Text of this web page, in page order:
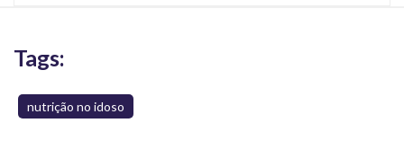
Tags:
nutrição no idoso